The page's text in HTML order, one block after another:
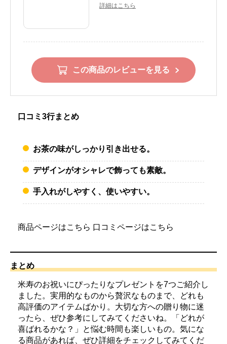
詳細はこちら
この商品のレビューを見る
口コミ3行まとめ
お茶の味がしっかり引き出せる。
デザインがオシャレで飾っても素敵。
手入れがしやすく、使いやすい。
商品ページはこちら 口コミページはこちら
まとめ
米寿のお祝いにぴったりなプレゼントを7つご紹介し
ました。実用的なものから贅沢なものまで、どれも
高評価のアイテムばかり。大切な方への贈り物に迷
ったら、ぜひ参考にしてみてくださいね。「どれが
喜ばれるかな？」と悩む時間も楽しいもの。気にな
る商品があれば、ぜひ詳細をチェックしてみてくだ